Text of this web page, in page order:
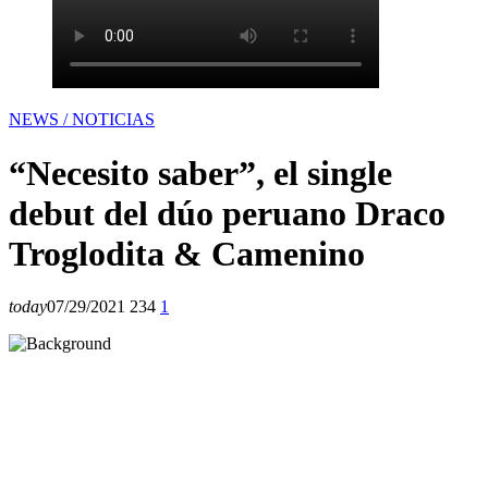
NEWS / NOTICIAS
“Necesito saber”, el single
debut del dúo peruano Draco
Troglodita & Camenino
today07/29/2021 234 1